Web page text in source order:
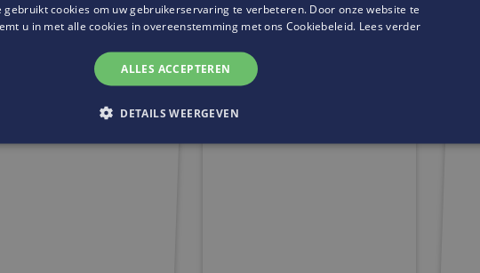
Website:https://www.tzonnehuisoostende.be/
gebruikt cookies om uw gebruikerservaring te verbeteren. Door onze website te
u in met alle cookies in overeenstemming met ons Cookiebeleid. Lees verder
ALLES ACCEPTEREN
DETAILS WEERGEVEN